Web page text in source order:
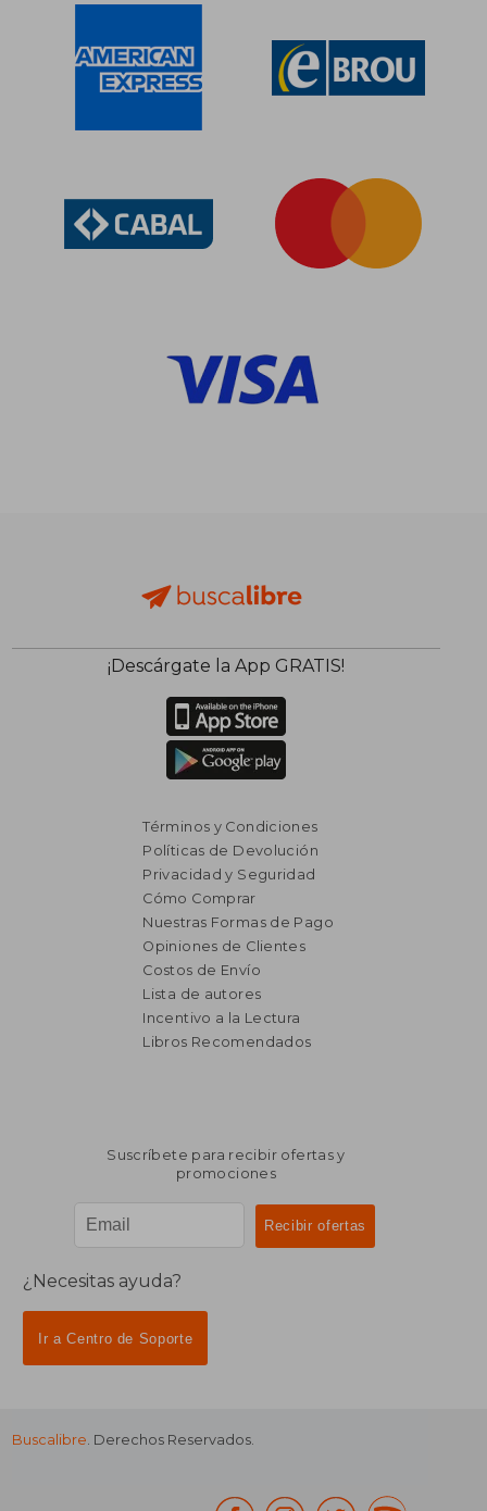
$ 7.524
$ 4.515
¡Descárgate la App GRATIS!
Términos y Condiciones
Políticas de Devolución
Privacidad y Seguridad
Cómo Comprar
Nuestras Formas de Pago
Opiniones de Clientes
Costos de Envío
Lista de autores
Incentivo a la Lectura
Libros Recomendados
Suscríbete para recibir ofertas y
promociones
¿Necesitas ayuda?
Ir a Centro de Soporte
Buscalibre. Derechos Reservados.